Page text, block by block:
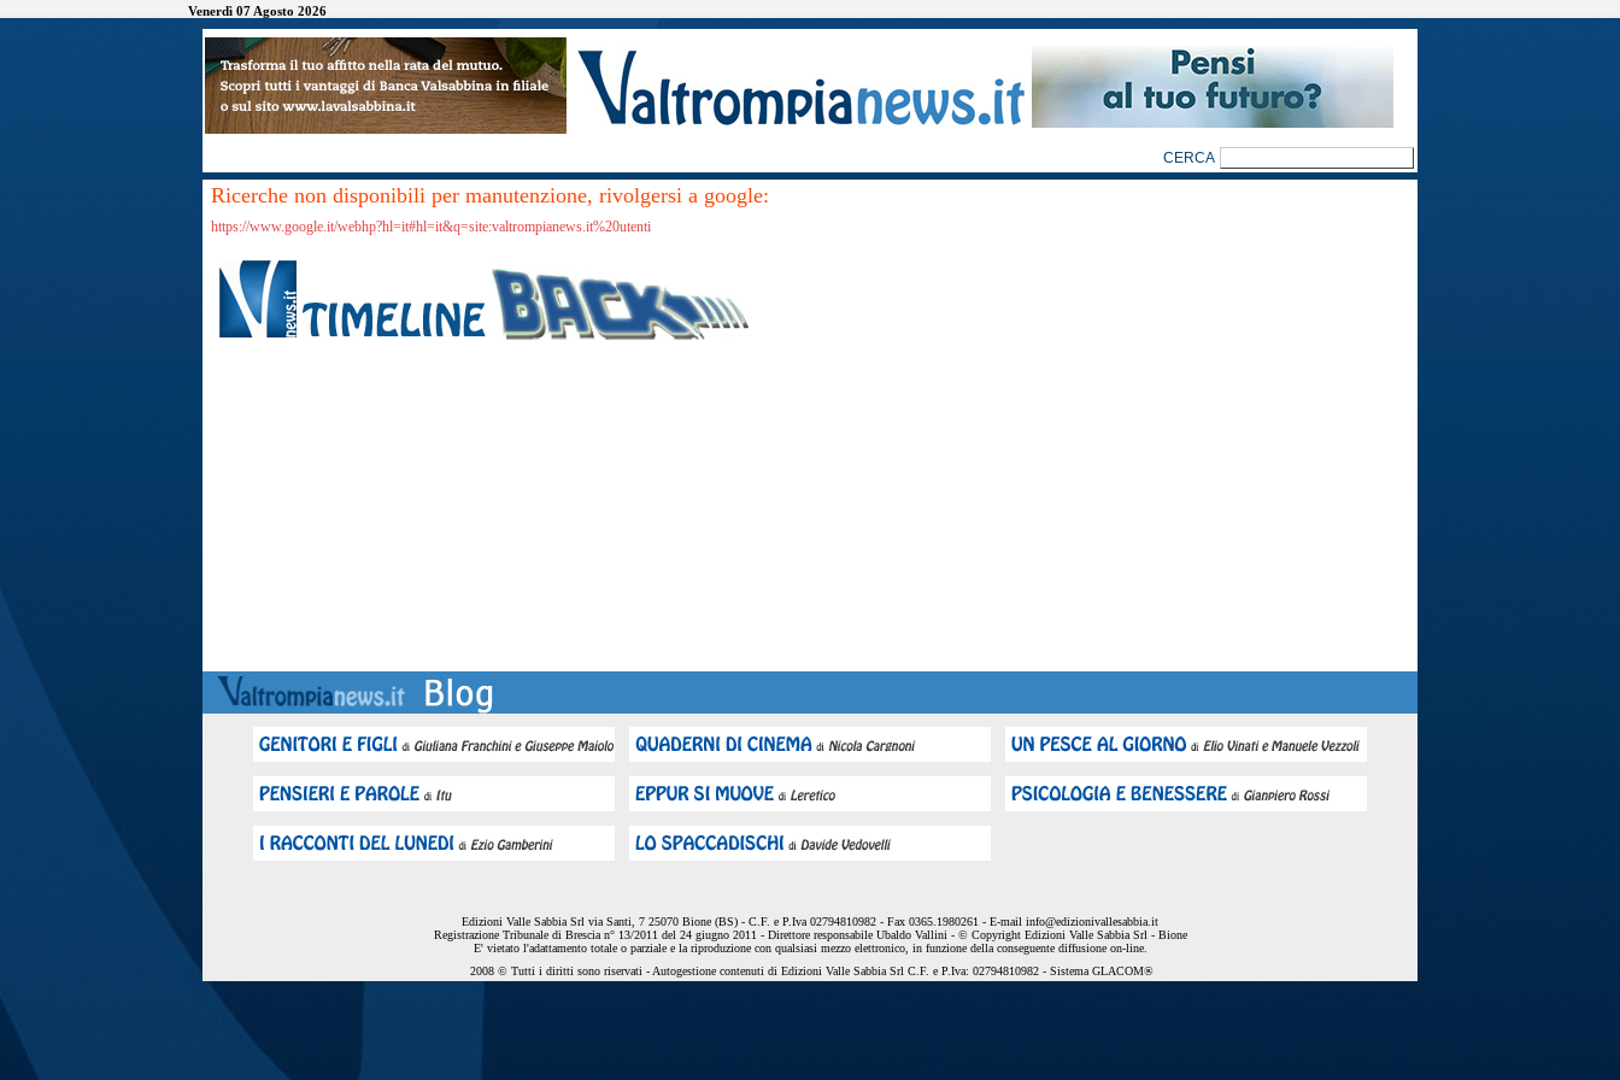
Venerdì 07 Agosto 2026
Ricerche non disponibili per manutenzione, rivolgersi a google:
https://www.google.it/webhp?hl=it#hl=it&q=site:valtrompianews.it%20utenti
Edizioni Valle Sabbia Srl via Santi, 7 25070 Bione (BS) - C.F. e P.Iva 02794810982 - Fax 0365.1980261 - E-mail info@edizionivallesabbia.it
Registrazione Tribunale di Brescia n° 13/2011 del 24 giugno 2011 - Direttore responsabile Ubaldo Vallini - © Copyright Edizioni Valle Sabbia Srl - Bione
E' vietato l'adattamento totale o parziale e la riproduzione con qualsiasi mezzo elettronico, in funzione della conseguente diffusione on-line.
2008 © Tutti i diritti sono riservati - Autogestione contenuti di Edizioni Valle Sabbia Srl C.F. e P.Iva: 02794810982 - Sistema GLACOM®